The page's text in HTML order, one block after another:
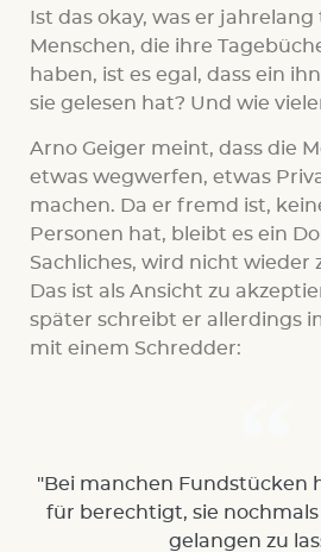
Ist das okay, was er
Menschen, die ihre
haben, ist es egal, dass ein
sie gelesen hat? Und wie
Arno Geiger meint, dass die
etwas wegwerfen, etwas
machen. Da er fremd ist,
Personen hat, bleibt es ein
Sachliches, wird nicht wieder
Das ist als Ansicht zu
später schreibt er allerdings
mit einem Schredder:
"Bei manchen Fundstücken
für berechtigt, sie
gelangen zu